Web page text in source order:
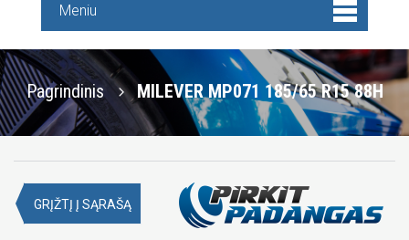
Meniu
Pagrindinis MILEVER MP071 185/65 R15 88H
GRĮŽTĮ Į SĄRAŠĄ